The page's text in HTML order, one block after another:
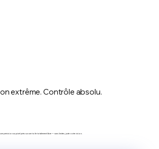
extrême. Contrôle absolu.
précision au pixel près sur une toile totalement libre — sans limites, juste votre vision.